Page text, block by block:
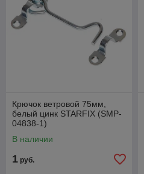
Крючок ветровой 75мм,
белый цинк STARFIX (SMP-
04838-1)
В наличии
1 руб.